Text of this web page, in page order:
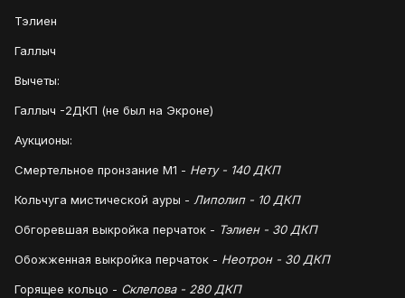
Тэлиен
Галлыч
Вычеты:
Галлыч -2ДКП (не был на Экроне)
Аукционы:
Смертельное пронзание М1 - Нету - 140 ДКП
Кольчуга мистической ауры - Липолип - 10 ДКП
Обгоревшая выкройка перчаток - Тэлиен - 30 ДКП
Обожженная выкройка перчаток - Неотрон - 30 ДКП
Горящее кольцо - Склепова - 280 ДКП